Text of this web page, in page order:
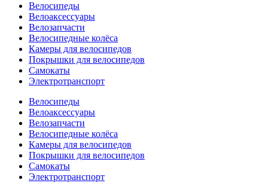
Велосипеды
Велоаксессуары
Велозапчасти
Велосипедные колёса
Камеры для велосипедов
Покрышки для велосипедов
Самокаты
Электротранспорт
Велосипеды
Велоаксессуары
Велозапчасти
Велосипедные колёса
Камеры для велосипедов
Покрышки для велосипедов
Самокаты
Электротранспорт